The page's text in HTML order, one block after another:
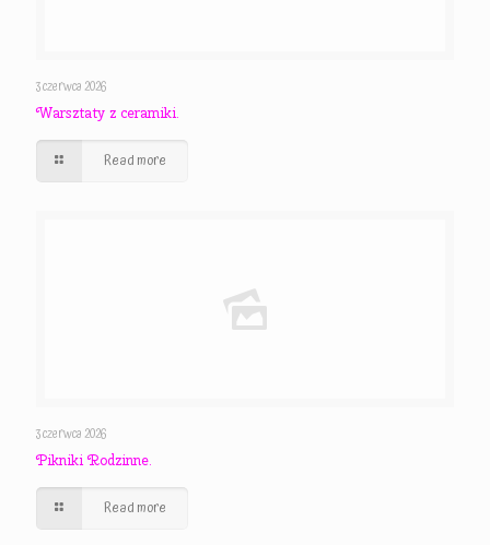
3 czerwca 2026
Warsztaty z ceramiki.
Read more
3 czerwca 2026
Pikniki Rodzinne.
Read more